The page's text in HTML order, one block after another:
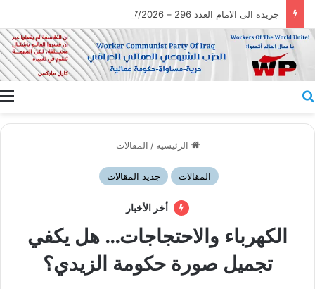
جريدة الى الامام العدد 296 – 28/07/2026
الرئيسية / المقالات
المقالات جديد المقالات
أخر الأخبار
الكهرباء والاحتجاجات… هل يكفي
تجميل صورة حكومة الزيدي؟